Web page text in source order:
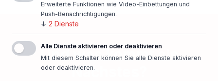
Und was kommt als
Nächstes?
Erweiterte Funktionen wie Video-Einbettungen und
Push-Benachrichtigungen.
↓ 2 Dienste
Alle Dienste aktivieren oder deaktivieren
Mit diesem Schalter können Sie alle Dienste aktivieren
oder deaktivieren.